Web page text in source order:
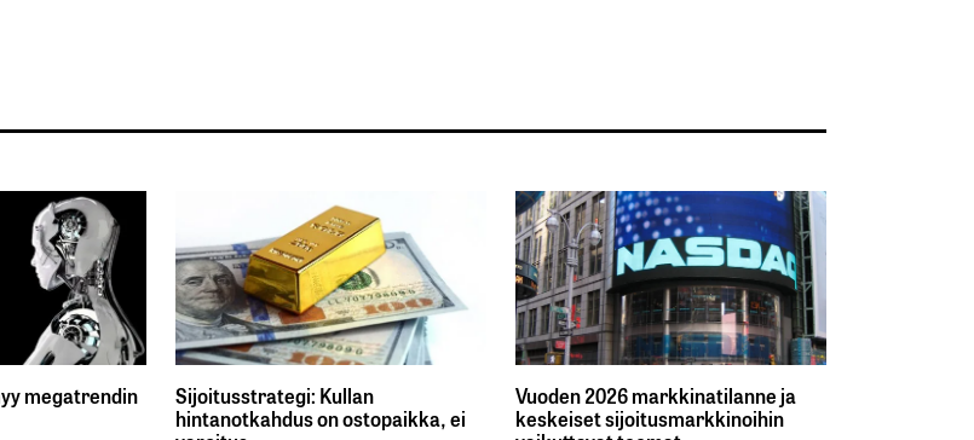
megatrendin Sijoitusstrategi: Kullan
hintanotkahdus on ostopaikka, ei
Vuoden 2026 markkinatilanne ja
keskeiset sijoitusmarkkinoihin